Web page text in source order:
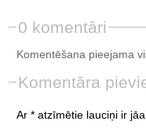
0 komentāri
Komentēšana pieejama
Komentāra
Ar * atzīmētie lauciņi ir